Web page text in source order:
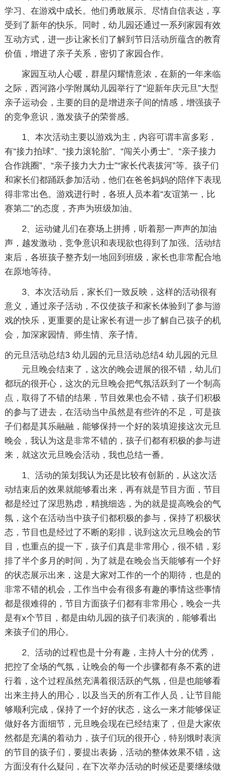
学习、在游戏中成长。他们勇敢展示、尽情自信表达，享
受到了新年的快乐。同时，幼儿园还通过一系列家园有效
互动方式，进一步让家长们了解到节日活动所蕴含的教育
价值，增进了亲子关系，密切了家园合作。
家园互动人心暖，群星闪耀情意浓，在新的一年来临
之际，西河路小学附属幼儿园举行了“迎新年庆元旦”大型
亲子运动会，主要的目的是增进亲子间的情感，增强孩子
的竞争意识，激发孩子的荣誉感。
1、本次活动主要以游戏为主，内容可谓丰富多彩，
有“接力拍球”、“接力滚轮胎”、“闯关小勇士”、“亲子接力
合作跳圈”、“亲子接力大力士”“家长代表拔河”等。孩子们
和家长们都踊跃参加活动，他们在爸爸妈妈的陪伴下表现
得非常出色。游戏进行时，各班人员本着“友谊第一，比
赛第二”的态度，齐声为班级加油。
2、运动健儿们在赛场上拼搏，听着那一声声的加油
声，越发激动，竞争意识和表现欲也得到了加强。活动结
束后，各班孩子整齐划一地回到班级，家长也非常配合地
在原地等待。
3、本次活动后，家长们一致反映，这样的活动很有
意义，通过亲子活动，不仅使孩子和家长体验到了参与游
戏的快乐，更重要的是让家长有进一步了解自己孩子的机
会，加深家园情、师生情、亲子情。
的元旦活动总结3
元旦晚会结束了，这次的晚会进展的很不错，幼儿们
都玩的很开心，这次的元旦晚会把气氛活跃到了一个制高
点，取得了不错的结果，节目效果也会不错，孩子们积极
的参与了进去，在活动当中虽然是有些许的不足，可是孩
子们都是其乐融融，能够保持一个好的装填迎接这次元旦
晚会，我认为这是非常不错的，孩子们都有积极的参与进
来，就这次元旦晚会活动，我也总结一番。
1、活动的策划我认为还是比较有创新的，从这次活
动结束后的效果就能够看出来，再有就是节目方面，节目
都是经过了深思熟虑，精挑细选，为的就是提高晚会的气
氛，这个在活动当中孩子们都积极的参与，保持了积极状
态，节目也是经过了不断的彩排，说到这次元旦晚会的节
目，也重点的提一下，孩子们真是非常用心，很不错，彩
排了半个多月的时间，为了就是在晚会当天能够有一个好
的状态展示出来，这是大家对工作的一个的期待，也是的
非常不错的机会，工作当中会有很多有趣的事情这些事情
都是很难得的，节目方面孩子们都有非常用心，晚会一共
是有x个节目，都是由幼儿园的孩子们表演的，能够看出
来孩子们的用心。
2、活动的过程也是十分有趣，主持人十分的优秀，
把控了全场的气氛，让晚会的每一个步骤都有条不紊的进
行着，这个过程虽然充满着很活跃的气氛，但是也能够看
出来主持人的用心，以及当天的所有工作人员，让节目能
够顺利完成，保持了一个好的状态，这么一来才能够保证
做好各方面细节，元旦晚会现在已经结束了，但是大家依
然都是充满的着动力，孩子们玩的很开心，特别饿时表演
的节目的孩子们，要提出表扬，活动的整体效果不错，这
方面没有什么疑问，在下次举办活动的时候还是要继续做
幼儿园的元旦活动总结4 幼儿园的元旦